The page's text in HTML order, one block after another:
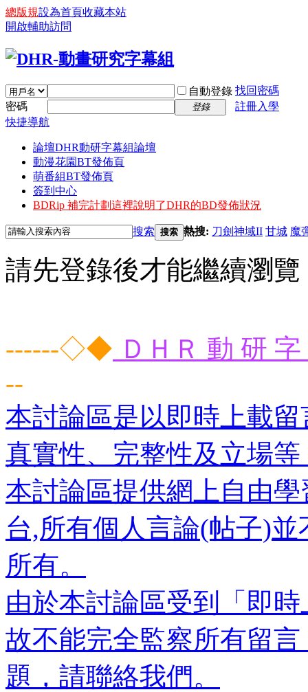
總版規設為首頁收藏本站
開啟輔助訪問
自動登錄 找回密碼
密碼
登錄
註冊入學
快捷導航
論壇DHR動研字幕組論壇
動漫花園BT發佈頁
萌番組BT發佈頁
簽到中心
BDRip 補完計劃這裡說明了DHR的BD發佈狀況
搜索 搜索 熱搜: 刀劍神域II 甘城 魔
請先登錄後才能繼續瀏覽
------◇◆ ＤＨＲ 動 研
--
本討論區是以即時上載
真實性、完整性及立場
本討論區提供網上自由
台,所有個人言論(帖子)
所有。
由於本討論區受到「即
故不能完全監察所有留
題，請聯絡我們。